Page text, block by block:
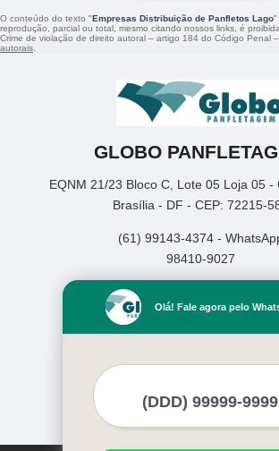
O conteúdo do texto "Empresas Distribuição de Panfletos Lago"
reprodução, parcial ou total, mesmo citando nossos links, é
Crime de violação de direito autoral – artigo 184 do Código Penal –
autorais.
GLOBO
EQNM 21/23 Bloco C, Lote 05 Loja 05 -
Brasília - DF - CEP: 72215-
(61) 99143-4374 -
98410-9027
Empresa
Missão
Mapa do site
Olá! Fale agora pelo